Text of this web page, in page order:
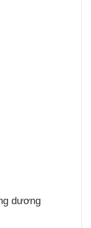
dương